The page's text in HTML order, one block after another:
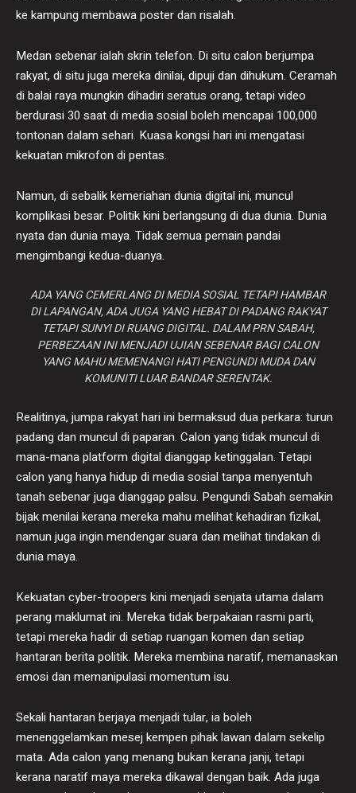
ke kampung membawa poster dan risalah.
Medan sebenar ialah skrin telefon. Di situ calon berjumpa
rakyat, di situ juga mereka dinilai, dipuji dan dihukum. Ceramah
di balai raya mungkin dihadiri seratus orang, tetapi video
berdurasi 30 saat di media sosial boleh mencapai 100,000
tontonan dalam sehari. Kuasa kongsi hari ini mengatasi
kekuatan mikrofon di pentas.
Namun, di sebalik kemeriahan dunia digital ini, muncul
komplikasi besar. Politik kini berlangsung di dua dunia. Dunia
nyata dan dunia maya. Tidak semua pemain pandai
mengimbangi kedua-duanya.
ADA YANG CEMERLANG DI MEDIA SOSIAL TETAPI HAMBAR
DI LAPANGAN, ADA JUGA YANG HEBAT DI PADANG RAKYAT
TETAPI SUNYI DI RUANG DIGITAL. DALAM PRN SABAH,
PERBEZAAN INI MENJADI UJIAN SEBENAR BAGI CALON
YANG MAHU MEMENANGI HATI PENGUNDI MUDA DAN
KOMUNITI LUAR BANDAR SERENTAK.
Realitinya, jumpa rakyat hari ini bermaksud dua perkara: turun
padang dan muncul di paparan. Calon yang tidak muncul di
mana-mana platform digital dianggap ketinggalan. Tetapi
calon yang hanya hidup di media sosial tanpa menyentuh
tanah sebenar juga dianggap palsu. Pengundi Sabah semakin
bijak menilai kerana mereka mahu melihat kehadiran fizikal,
namun juga ingin mendengar suara dan melihat tindakan di
dunia maya.
Kekuatan cyber-troopers kini menjadi senjata utama dalam
perang maklumat ini. Mereka tidak berpakaian rasmi parti,
tetapi mereka hadir di setiap ruangan komen dan setiap
hantaran berita politik. Mereka membina naratif, memanaskan
emosi dan memanipulasi momentum isu.
Sekali hantaran berjaya menjadi tular, ia boleh
menenggelamkan mesej kempen pihak lawan dalam sekelip
mata. Ada calon yang menang bukan kerana janji, tetapi
kerana naratif maya mereka dikawal dengan baik. Ada juga